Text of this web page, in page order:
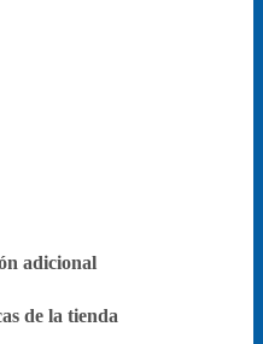
adicional
de la tienda